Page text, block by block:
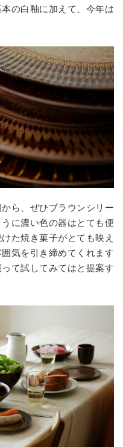
の白釉に加えて、今年は
ら、ぜひブラウンシリー
に濃い色の器はとても便
た焼き菓子がとても映え
気を引き締めてくれます
て試してみてはと提案す